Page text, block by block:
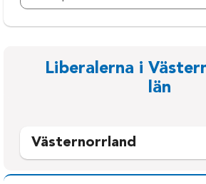
Liberalerna i
län
Västernorrland